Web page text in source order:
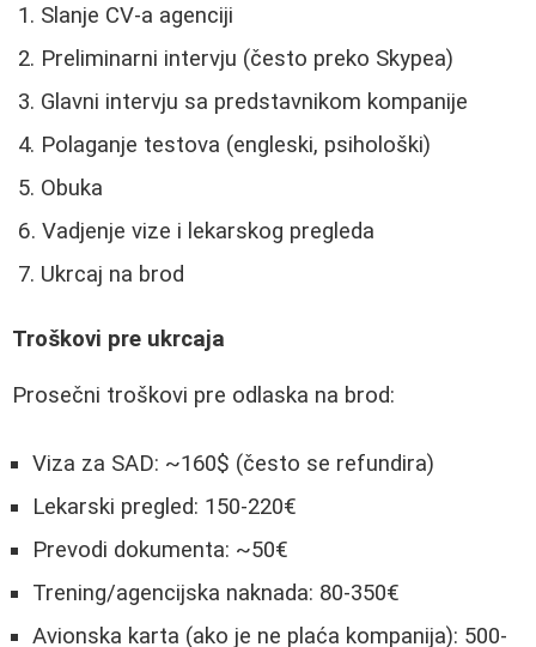
Slanje CV-a agenciji
Preliminarni intervju (često preko Skypea)
Glavni intervju sa predstavnikom kompanije
Polaganje testova (engleski, psihološki)
Obuka
Vadjenje vize i lekarskog pregleda
Ukrcaj na brod
Troškovi pre ukrcaja
Prosečni troškovi pre odlaska na brod:
Viza za SAD: ~160$ (često se refundira)
Lekarski pregled: 150-220€
Prevodi dokumenta: ~50€
Trening/agencijska naknada: 80-350€
Avionska karta (ako je ne plaća kompanija): 500-